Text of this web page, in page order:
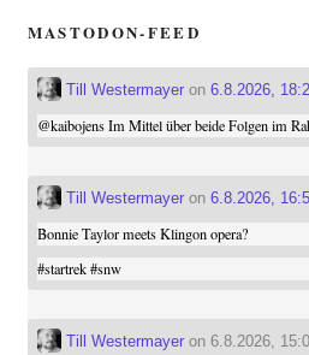
MASTODON-FEED
Till Westermayeron 6.8.2026,
@kaibojensIm Mittel über beide Folgen im
Till Westermayeron 6.8.2026,
Bonnie Taylor meets Klingon opera?
#startrek #snw
Till Westermayeron 6.8.2026,